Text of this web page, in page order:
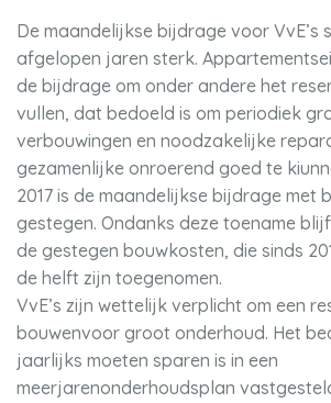
De maandelijkse bijdrage voor VvE’s
afgelopen jaren sterk.
de bijdrage om onder andere het
vullen, dat bedoeld is om periodiek
verbouwingen en noodzakelijke
gezamenlijke onroerend goed te
2017 is de maandelijkse bijdrage met
gestegen. Ondanks deze toename
de gestegen bouwkosten, die sinds
de helft zijn toegenomen.
VvE’s zijn wettelijk verplicht om een
bouwenvoor groot onderhoud. Het
jaarlijks moeten sparen is in een
meerjarenonderhoudsplan